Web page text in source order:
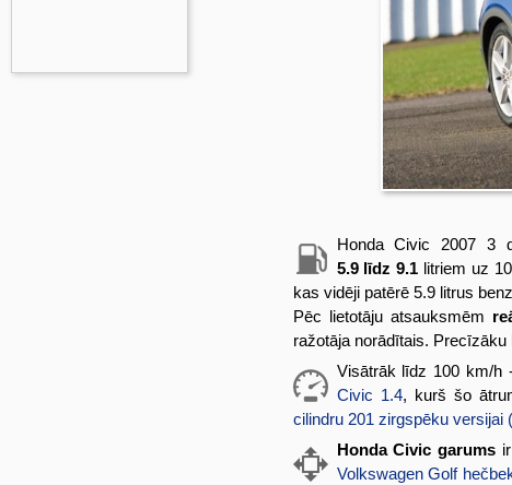
Honda Civic 2007 3
5.9 līdz 9.1 litriem uz
kas vidēji patērē 5.9 litrus
Pēc lietotāju atsauksmēm
ražotāja norādītais.
Visātrāk līdz 100 km/h
Civic 1.4, kurš šo
cilindru 201 zirgspēku versijai
Honda Civic garumsir
Volkswagen Golf